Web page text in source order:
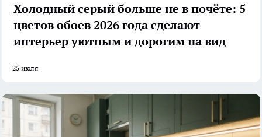
Холодный серый больше не в почёте: 5
цветов обоев 2026 года сделают
интерьер уютным и дорогим на вид
25 июля